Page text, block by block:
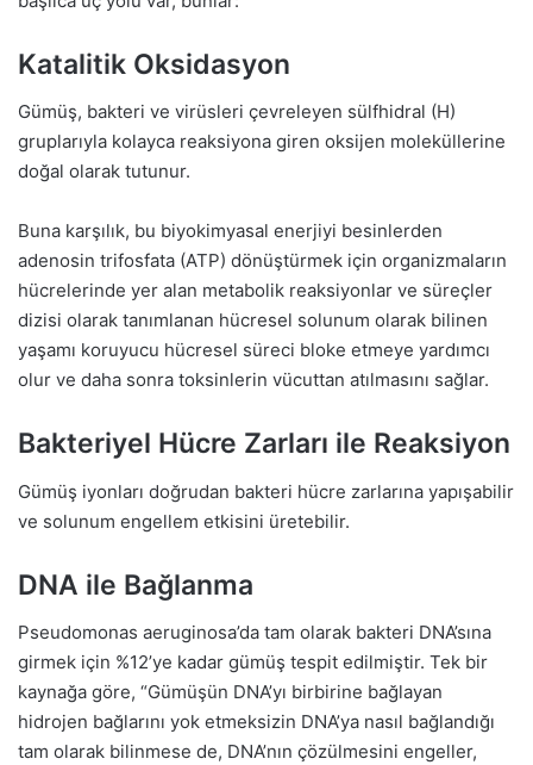
Katalitik Oksidasyon
Gümüş, bakteri ve virüsleri çevreleyen sülfhidral (H)
gruplarıyla kolayca reaksiyona giren oksijen moleküllerine
doğal olarak tutunur.
Buna karşılık, bu biyokimyasal enerjiyi besinlerden
adenosin trifosfata (ATP) dönüştürmek için organizmaların
hücrelerinde yer alan metabolik reaksiyonlar ve süreçler
dizisi olarak tanımlanan hücresel solunum olarak bilinen
yaşamı koruyucu hücresel süreci bloke etmeye yardımcı
olur ve daha sonra toksinlerin vücuttan atılmasını sağlar.
Bakteriyel Hücre Zarları ile Reaksiyon
Gümüş iyonları doğrudan bakteri hücre zarlarına yapışabilir
ve solunum engellem etkisini üretebilir.
DNA ile Bağlanma
Pseudomonas aeruginosa’da tam olarak bakteri DNA’sına
girmek için %12’ye kadar gümüş tespit edilmiştir. Tek bir
kaynağa göre, “Gümüşün DNA’yı birbirine bağlayan
hidrojen bağlarını yok etmeksizin DNA’ya nasıl bağlandığı
tam olarak bilinmese de, DNA’nın çözülmesini engeller,